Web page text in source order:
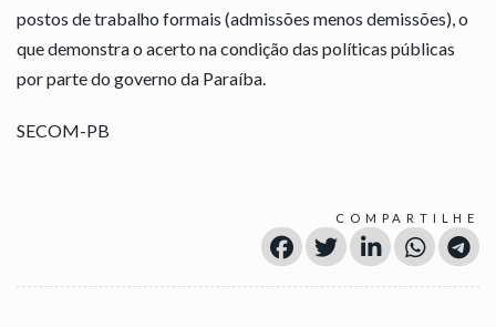
postos de trabalho formais (admissões menos demissões), o
que demonstra o acerto na condição das políticas públicas
por parte do governo da Paraíba.
SECOM-PB
COMPARTILHE